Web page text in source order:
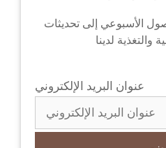
الأسبوعي إلى تحديثات
عنوان البريد الإلكتروني